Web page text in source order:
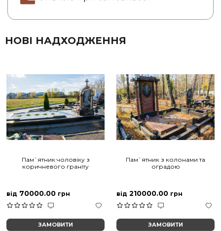
НОВІ НАДХОДЖЕННЯ
Пам`ятник чоловіку з
коричневого граніту
від 70000.00 грн
ЗАМОВИТИ
Пам`ятник з колонами та
оградою
від 210000.00 грн
ЗАМОВИТИ